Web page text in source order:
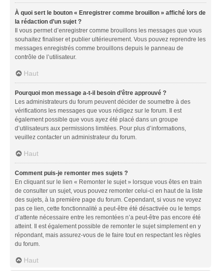
À quoi sert le bouton « Enregistrer comme brouillon » affiché lors de
la rédaction d’un sujet ?
Il vous permet d’enregistrer comme brouillons les messages que vous
souhaitez finaliser et publier ultérieurement. Vous pouvez reprendre les
messages enregistrés comme brouillons depuis le panneau de
contrôle de l’utilisateur.
Haut
Pourquoi mon message a-t-il besoin d’être approuvé ?
Les administrateurs du forum peuvent décider de soumettre à des
vérifications les messages que vous rédigez sur le forum. Il est
également possible que vous ayez été placé dans un groupe
d’utilisateurs aux permissions limitées. Pour plus d’informations,
veuillez contacter un administrateur du forum.
Haut
Comment puis-je remonter mes sujets ?
En cliquant sur le lien « Remonter le sujet » lorsque vous êtes en train
de consulter un sujet, vous pouvez remonter celui-ci en haut de la liste
des sujets, à la première page du forum. Cependant, si vous ne voyez
pas ce lien, cette fonctionnalité a peut-être été désactivée ou le temps
d’attente nécessaire entre les remontées n’a peut-être pas encore été
atteint. Il est également possible de remonter le sujet simplement en y
répondant, mais assurez-vous de le faire tout en respectant les règles
du forum.
Haut